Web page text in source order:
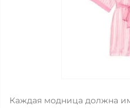
Каждая модница должна